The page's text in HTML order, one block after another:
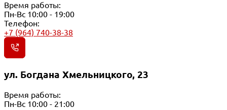
Время работы:
Пн-Вс 10:00 - 19:00
Телефон:
+7 (964) 740-38-38
ул. Богдана Хмельницкого, 23
Время работы:
Пн-Вс 10:00 - 21:00